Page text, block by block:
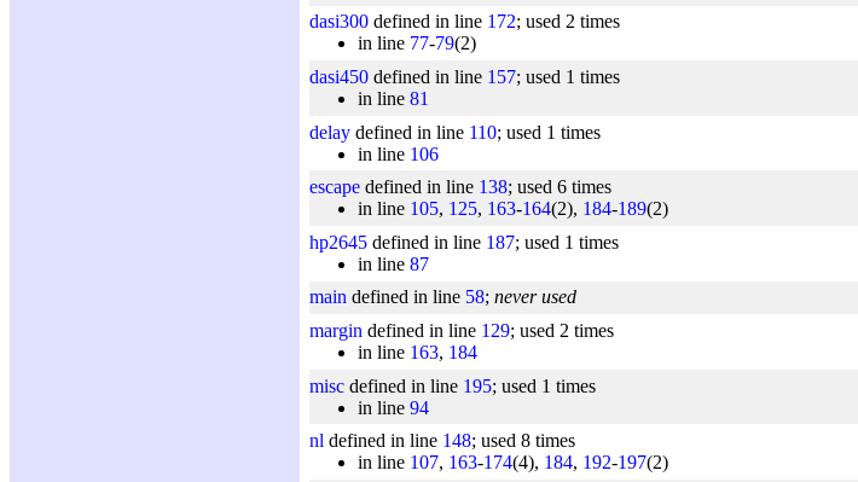
dasi300 defined in line 172; used 2 times
in line 77-79(2)
dasi450 defined in line 157; used 1 times
in line 81
delay defined in line 110; used 1 times
in line 106
escape defined in line 138; used 6 times
in line 105, 125, 163-164(2), 184-189(2)
hp2645 defined in line 187; used 1 times
in line 87
main defined in line 58; never used
margin defined in line 129; used 2 times
in line 163, 184
misc defined in line 195; used 1 times
in line 94
nl defined in line 148; used 8 times
in line 107, 163-174(4), 184, 192-197(2)